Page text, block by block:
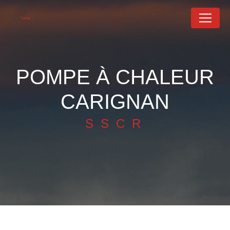
POMPE À CHALEUR
CARIGNAN
SSCR
Panneau de gestion des cookies